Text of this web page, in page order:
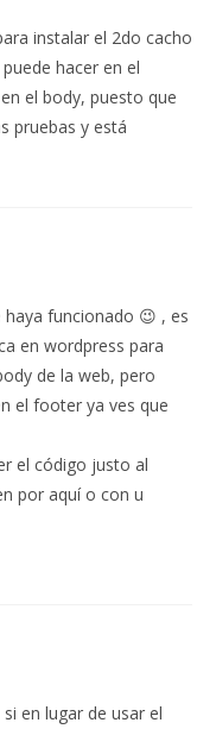
instalar el 2do cacho
hacer en el
el body, puesto que
pruebas y está
funcionado 😉 , es
en wordpress para
de la web, pero
el footer ya ves que
el código justo al
por aquí o con u
en lugar de usar el